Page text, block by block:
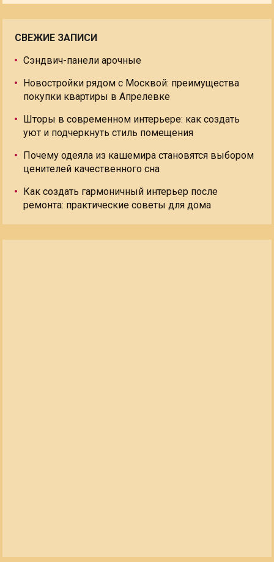
СВЕЖИЕ ЗАПИСИ
Сэндвич-панели арочные
Новостройки рядом с Москвой: преимущества
покупки квартиры в Апрелевке
Шторы в современном интерьере: как создать
уют и подчеркнуть стиль помещения
Почему одеяла из кашемира становятся выбором
ценителей качественного сна
Как создать гармоничный интерьер после
ремонта: практические советы для дома